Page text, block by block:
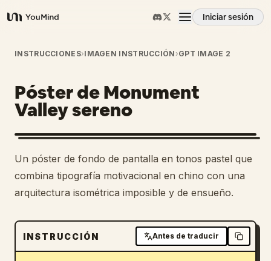
YouMind
Iniciar sesión
Resumen
Casos de uso
Habilidades
Prompts
Descargar
INSTRUCCIONES›IMAGEN INSTRUCCIÓN ›GPT IMAGE 2
Póster de Monument
Valley sereno
Un póster de fondo de pantalla en tonos pastel que
combina tipografía motivacional en chino con una
arquitectura isométrica imposible y de ensueño.
INSTRUCCIÓN Antes de traducir